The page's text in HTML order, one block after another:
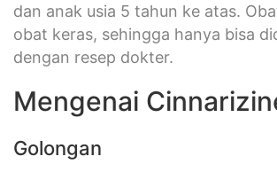
dan anak usia 5 tahun ke atas.
obat keras, sehingga hanya bisa
dengan resep dokter.
Mengenai
Golongan